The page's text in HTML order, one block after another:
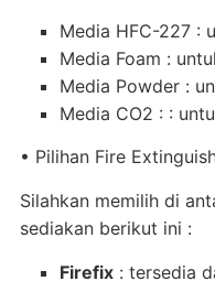
Media HFC-227 :
Media Foam :
Media Powder :
Media CO2 : :
• Pilihan Fire
Silahkan memilih di
sediakan berikut ini :
Firefix: tersedia